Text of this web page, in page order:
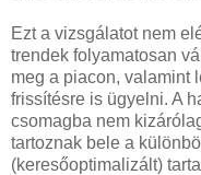
Ezt a vizsgálatot nem
trendek folyamatosan
meg a piacon, valamint
frissítésre is ügyelni. A
csomagba nem
tartoznak bele a
(keresőoptimalizált)